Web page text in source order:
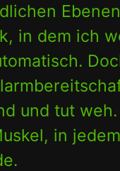
in dem ich
und tut
in jedem